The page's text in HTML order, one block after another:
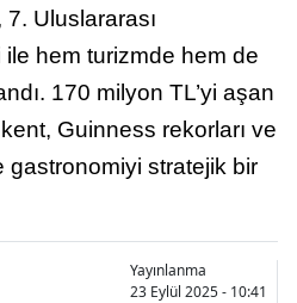
Uluslararası
hem turizmde hem de
170 milyon TL’yi aşan
Guinness rekorları ve
gastronomiyi stratejik bir
Yayınlanma
23 Eylül 2025 - 10:41